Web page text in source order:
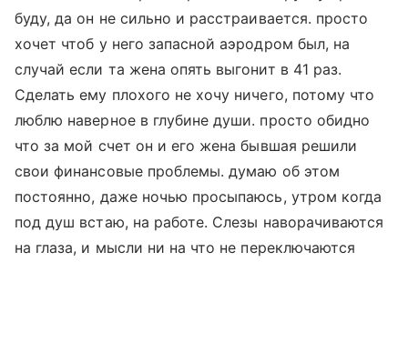
буду, да он не сильно и расстраивается. просто
хочет чтоб у него запасной аэродром был, на
случай если та жена опять выгонит в 41 раз.
Сделать ему плохого не хочу ничего, потому что
люблю наверное в глубине души. просто обидно
что за мой счет он и его жена бывшая решили
свои финансовые проблемы. думаю об этом
постоянно, даже ночью просыпаюсь, утром когда
под душ встаю, на работе. Слезы наворачиваются
на глаза, и мысли ни на что не переключаются